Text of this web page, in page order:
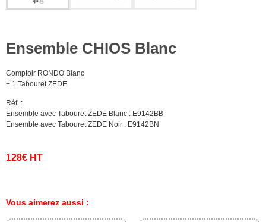
Ensemble CHIOS Blanc
Comptoir RONDO Blanc
+ 1 Tabouret ZEDE
Réf. :
Ensemble avec Tabouret ZEDE Blanc : E9142BB
Ensemble avec Tabouret ZEDE Noir : E9142BN
128€ HT
Vous aimerez aussi :